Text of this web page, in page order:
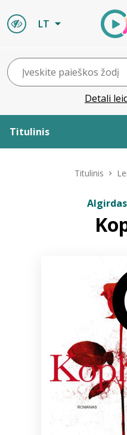
LT
Detali
Titulinis
Titulinis